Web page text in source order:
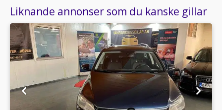
Liknande annonser som du kanske gillar